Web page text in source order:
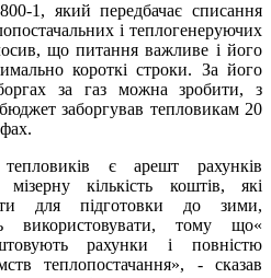
1, який передбачає списання
і теплогенеруючих
що питання важливе і його
короткі строки. За його
за газ можна зробити, з
заборгував тепловикам 20
є арешт рахунків
кількість коштів, які
для підготовки до зими,
використовувати, тому що«
рахунки і повністю
теплопостачання», - сказав